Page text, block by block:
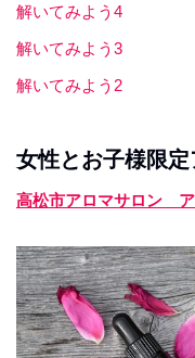
解いてみよう4
解いてみよう3
解いてみよう2
女性とお子様限
高松市アロマサロン ア